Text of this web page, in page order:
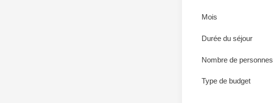
Mois
Durée du séjour
Nombre de personnes
Type de budget